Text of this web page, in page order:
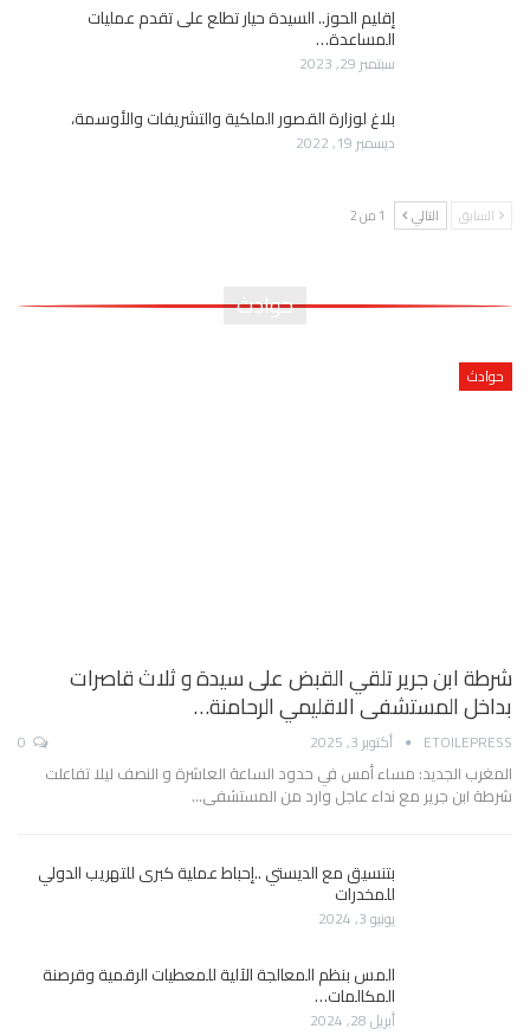
إقليم الحوز.. السيدة حيار تطلع على تقدم عمليات
المساعدة…
سبتمبر 29, 2023
بلاغ لوزارة القصور الملكية والتشريفات والأوسمة،
ديسمبر 19, 2022
السابق التالي 1 من 2
حوادث
حوادث
شرطة ابن جرير تلقي القبض على سيدة و ثلاث قاصرات
بداخل المستشفى الاقليمي الرحامنة…
ETOILEPRESS أكتوبر 3, 2025
المغرب الجديد: مساء أمس في حدود الساعة العاشرة و النصف ليلا تفاعلت
شرطة ابن جرير مع نداء عاجل وارد من المستشفى…
بتنسيق مع الديستي ..إحباط عملية كبرى للتهريب الدولي
للمخدرات
يونيو 3, 2024
المس بنظم المعالجة الآلية للمعطيات الرقمية وقرصنة
المكالمات…
أبريل 28, 2024